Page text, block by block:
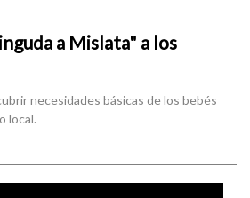
a Mislata" a los
necesidades básicas de los bebés
local.